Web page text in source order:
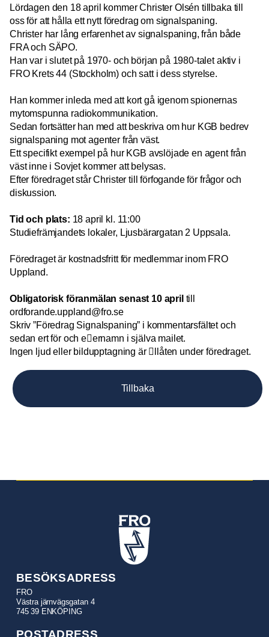
Lördagen den 18 april kommer Christer Olsén tillbaka till
oss för att hålla ett nytt föredrag om signalspaning.
Christer har lång erfarenhet av signalspaning, från både
FRA och SÄPO.
Han var i slutet på 1970- och början på 1980-talet aktiv i
FRO Krets 44 (Stockholm) och satt i dess styrelse.
Han kommer inleda med att kort gå igenom spionernas
mytomspunna radiokommunikation.
Sedan fortsätter han med att beskriva om hur KGB bedrev
signalspaning mot agenter från väst.
Ett specifikt exempel på hur KGB avslöjade en agent från
väst inne i Sovjet kommer att belysas.
Efter föredraget står Christer till förfogande för frågor och
diskussion.
Tid och plats: 18 april kl. 11:00
Studiefrämjandets lokaler, Ljusbärargatan 2 Uppsala.
Föredraget är kostnadsfritt för medlemmar inom FRO
Uppland.
Obligatorisk föranmälan senast 10 april till
ordforande.uppland@fro.se
Skriv ”Föredrag Signalspaning” i kommentarsfältet och
sedan ert för och e􀅌ernamn i själva mailet.
Ingen ljud eller bildupptagning är 􀆟llåten under föredraget.
Tillbaka
BESÖKSADRESS
FRO
Västra järnvägsgatan 4
745 39 ENKÖPING
POSTADRESS